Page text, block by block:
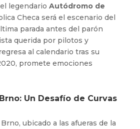
legendario Autódromo de
Checa será el escenario del
parada antes del parón
querida por pilotos y
al calendario tras su
promete emociones
Un Desafío de Curvas
ubicado a las afueras de la